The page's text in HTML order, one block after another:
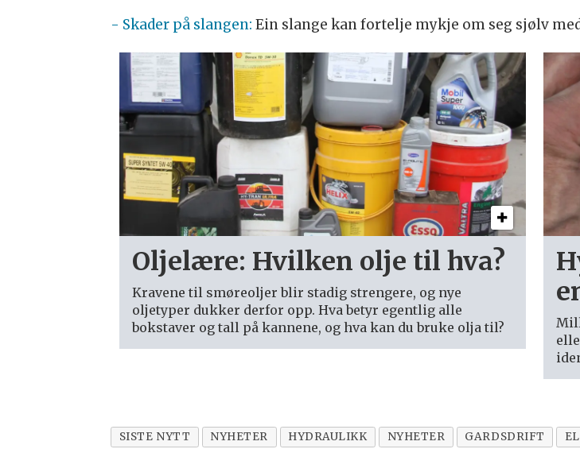
- Skader på slangen:Ein slange kan fortelje mykje om seg sjølv
Oljelære: Hvilken olje til hva?
Kravene til smøreoljer blir stadig strengere, og nye
oljetyper dukker derfor opp. Hva betyr egentlig alle
bokstaver og tall på kannene, og hva kan du bruke olja til?
SISTE NYTT NYHETER HYDRAULIKK NYHETER GARDSDRIFT